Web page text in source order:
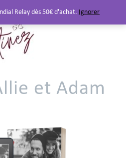
et Adam
Relay dès 50€ d'achat. Ignorer